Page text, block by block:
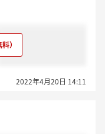
2022年4月20日 14:11